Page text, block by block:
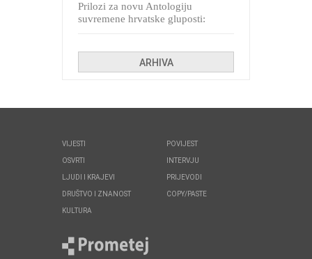
Prilozi za novu Antologiju
suvremene hrvatske gluposti:
ARHIVA
VIJESTI
OSVRTI
LJUDI I KRAJEVI
DRUŠTVO I ZNANOST
KULTURA
POVIJEST
INTERVJU
PRIJEVODI
COPY/PASTE